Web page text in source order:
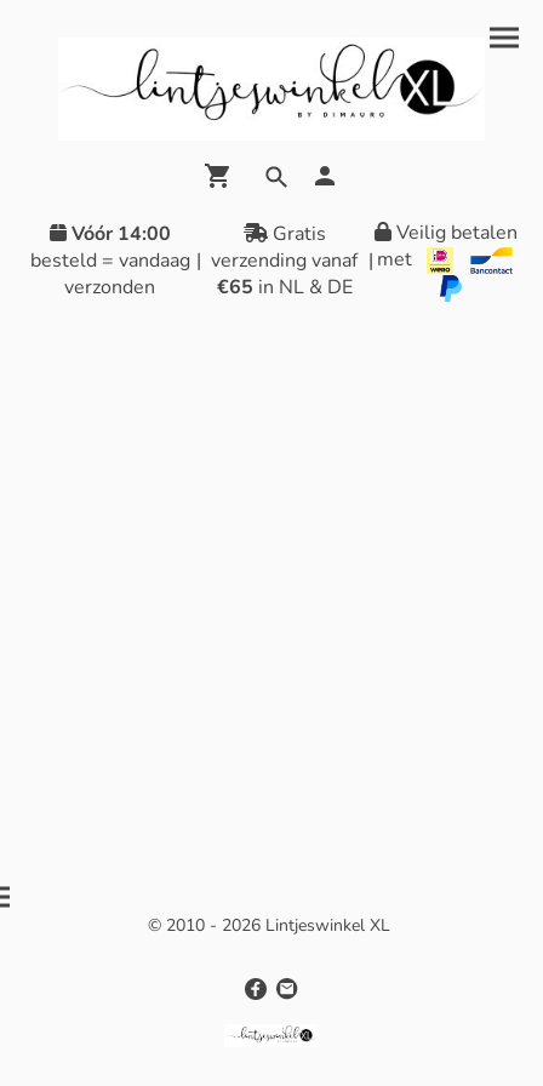
Vóór 14:00
besteld = vandaag
verzonden
|
Gratis
verzending vanaf
€65 in NL & DE
|
Veilig betalen
met
© 2010 - 2026 Lintjeswinkel XL